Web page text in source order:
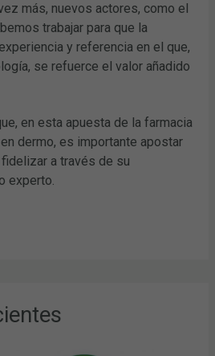
más, nuevos actores, como el
trabajar para que la
y referencia en el que,
se refuerce el valor añadido
en esta apuesta de la farmacia
dermo, es importante apostar
a través de su
experto.